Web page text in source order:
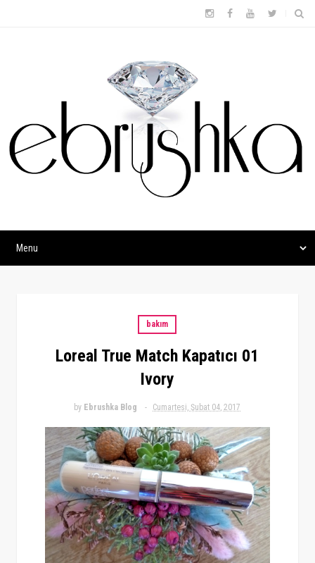
bakım
Loreal True Match Kapatıcı 01
Ivory
by Ebrushka Blog Cumartesi, Şubat 04, 2017